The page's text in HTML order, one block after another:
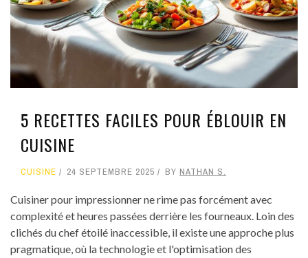
5 RECETTES FACILES POUR ÉBLOUIR EN
CUISINE
CUISINE 24 SEPTEMBRE 2025 BY NATHAN S.
Cuisiner pour impressionner ne rime pas forcément avec
complexité et heures passées derrière les fourneaux. Loin des
clichés du chef étoilé inaccessible, il existe une approche plus
pragmatique, où la technologie et l'optimisation des